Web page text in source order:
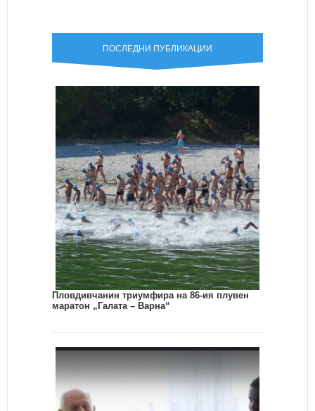
ПОСЛЕДНИ ПУБЛИКАЦИИ
Пловдивчанин триумфира на 86-ия плувен
маратон „Галата – Варна“